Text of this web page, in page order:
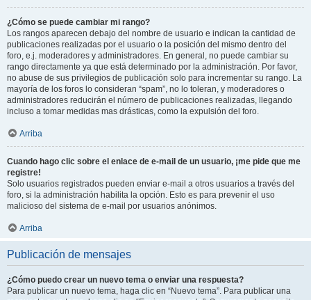
¿Cómo se puede cambiar mi rango?
Los rangos aparecen debajo del nombre de usuario e indican la cantidad de
publicaciones realizadas por el usuario o la posición del mismo dentro del
foro, e.j. moderadores y administradores. En general, no puede cambiar su
rango directamente ya que está determinado por la administración. Por favor,
no abuse de sus privilegios de publicación solo para incrementar su rango. La
mayoría de los foros lo consideran “spam”, no lo toleran, y moderadores o
administradores reducirán el número de publicaciones realizadas, llegando
incluso a tomar medidas mas drásticas, como la expulsión del foro.
Arriba
Cuando hago clic sobre el enlace de e-mail de un usuario, ¡me pide que me
registre!
Solo usuarios registrados pueden enviar e-mail a otros usuarios a través del
foro, si la administración habilita la opción. Esto es para prevenir el uso
malicioso del sistema de e-mail por usuarios anónimos.
Arriba
Publicación de mensajes
¿Cómo puedo crear un nuevo tema o enviar una respuesta?
Para publicar un nuevo tema, haga clic en “Nuevo tema”. Para publicar una